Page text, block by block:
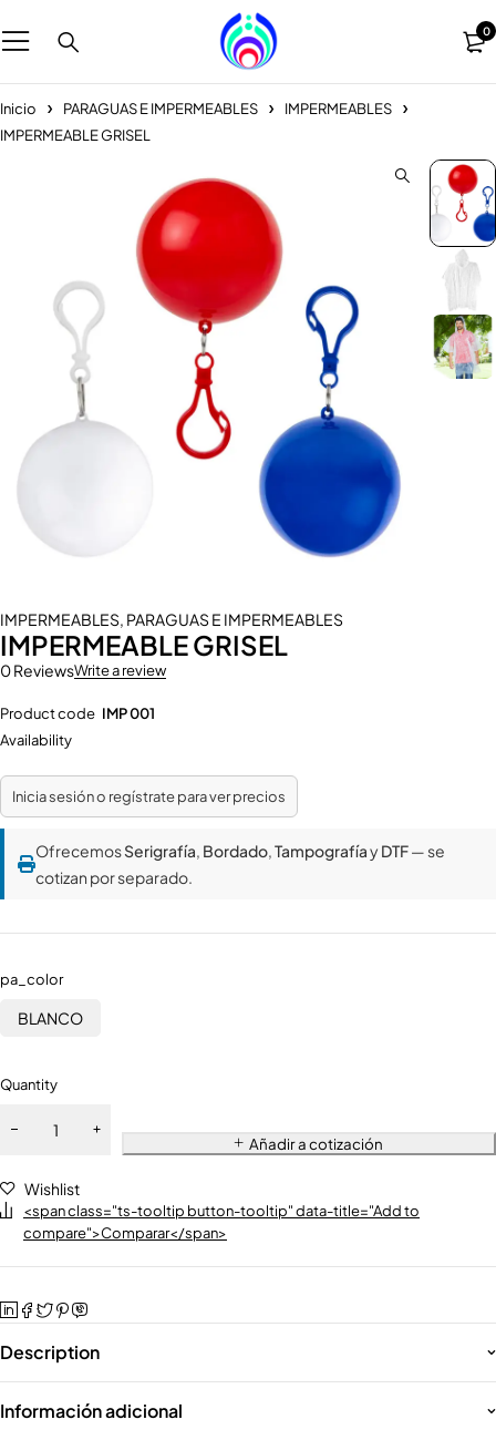
0
Inicio PARAGUAS E IMPERMEABLES
IMPERMEABLES
IMPERMEABLE GRISEL
IMPERMEABLES, PARAGUAS E IMPERMEABLES
IMPERMEABLE GRISEL
0 ReviewsWrite a review
Product code IMP 001
Availability
Inicia sesión o regístrate para ver precios
OfrecemosSerigrafía, Bordado,TampografíayDTF— se
cotizan por separado.
pa_color
BLANCO
Quantity
Añadir a cotización
Wishlist
<span class="ts-tooltip button-tooltip" data-title="Add to
compare">Comparar</span>
Description
Información adicional